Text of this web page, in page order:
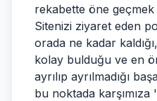
rekabette öne
Sitenizi ziyaret eden
orada ne kadar
kolay bulduğu ve en
ayrılıp ayrılmadığı
bu noktada karşımıza